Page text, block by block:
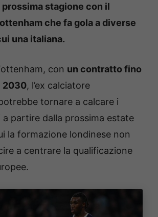
stagione con il
che fa gola a diverse
una italiana.
con un contratto fino
2030, l’ex calciatore
tornare a calcare i
a partire dalla prossima estate
la formazione londinese non
a centrare la qualificazione